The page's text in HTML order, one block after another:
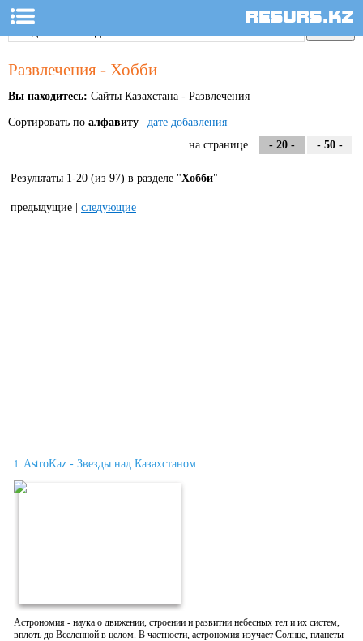
Развлечения - Хобби
Вы находитесь: Сайты Казахстана - Развлечения
Сортировать по алфавиту
дате добавления
на странице
- 20 - - 50 -
Результаты 1-20 (из 97) в разделе "Хобби"
предыдущие | следующие
1. AstroKaz - Звезды над Казахстаном
Астрономия - наука о движении, строении и развитии небесных тел и их систем,
вплоть до Вселенной в целом. В частности, астрономия изучает Солнце, планеты